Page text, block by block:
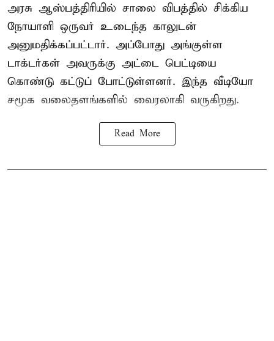
அரசு ஆஸ்பத்திரியில் சாலை விபத்தில் சிக்கிய
நோயாளி ஒருவர் உடைந்த காலுடன்
அனுமதிக்கப்பட்டார். அப்போது அங்குள்ள
டாக்டர்கள் அவருக்கு அட்டை பெட்டியை
கொண்டு கட்டுப் போட்டுள்ளனர். இந்த வீடியோ
சமூக வலைதளங்களில் வைரலாகி வருகிறது.
Read More